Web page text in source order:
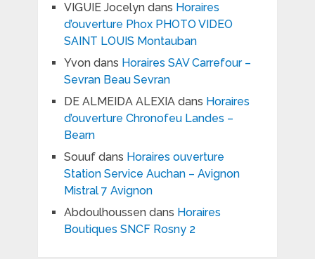
VIGUIE Jocelyndans Horaires
d’ouverture Phox PHOTO VIDEO
SAINT LOUIS Montauban
Yvondans Horaires SAV Carrefour –
Sevran Beau Sevran
DE ALMEIDA ALEXIAdans Horaires
d’ouverture Chronofeu Landes –
Bearn
Souufdans Horaires ouverture
Station Service Auchan – Avignon
Mistral 7 Avignon
Abdoulhoussendans Horaires
Boutiques SNCF Rosny 2